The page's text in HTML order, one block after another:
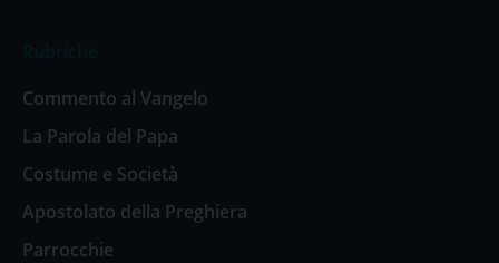
Commento al Vangelo
La Parola del Papa
Costume e Società
Apostolato della Preghiera
Parrocchie